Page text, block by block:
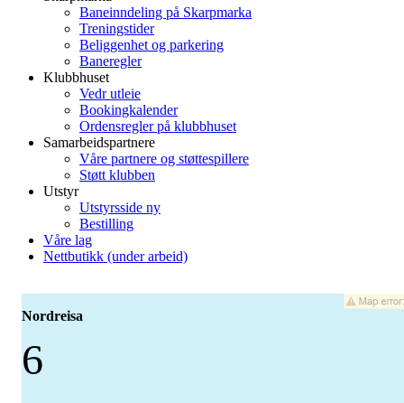
Baneinndeling på Skarpmarka
Treningstider
Beliggenhet og parkering
Baneregler
Klubbhuset
Vedr utleie
Bookingkalender
Ordensregler på klubbhuset
Samarbeidspartnere
Våre partnere og støttespillere
Støtt klubben
Utstyr
Utstyrsside ny
Bestilling
Våre lag
Nettbutikk (under arbeid)
Nordreisa
6